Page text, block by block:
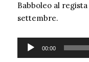
Babboleo al regista
settembre.
u
00:00